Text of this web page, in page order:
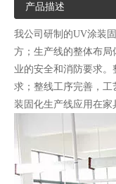
产品描述
我公司研制的UV涂装
方；生产线的整体布
业的安全和消防要求
求；整线工序完善，
装固化生产线应用在家